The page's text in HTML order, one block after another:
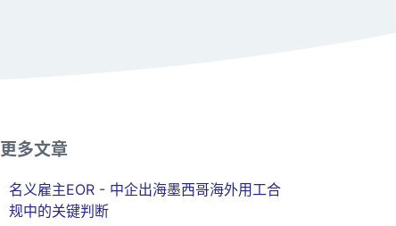
更多文章
名义雇主EOR - 中企出海墨西哥海外用工合
规中的关键判断